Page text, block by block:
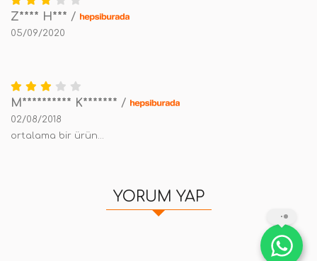
Z**** H*** /
05/09/2020
M********** K******* /
02/08/2018
ortalama bir ürün...
YORUM YAP